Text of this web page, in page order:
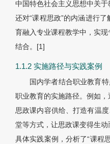
中国特色社会主义思想中关
还对“课程思政”的内涵进行
育融入专业课程教学中，实
结合。 [1]
1.1.2 实施路径与实践案例
国内学者结合职业教育
职业教育的实施路径。例如
思政课内容供给、打造有温
堂等方式，让思政课变得生
具体实践案例，分析了“课程